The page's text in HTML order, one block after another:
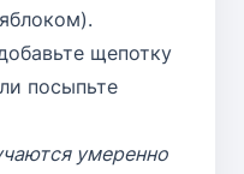
щепотку
посыпьте
умеренно